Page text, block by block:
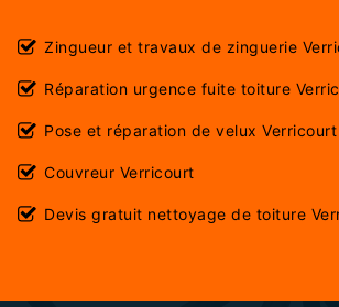
Zingueur et travaux de zinguerie
Réparation urgence fuite toiture
Pose et réparation de velux Verricourt
Couvreur Verricourt
Devis gratuit nettoyage de toiture